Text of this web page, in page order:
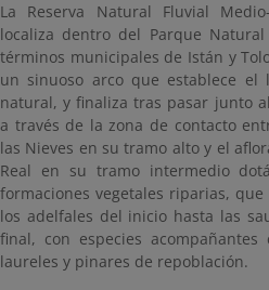
La Reserva Natural Fluvial
localiza dentro del Parque
términos municipales de Istán y
un sinuoso arco que establece
natural, y finaliza tras pasar junto
a través de la zona de contacto
las Nieves en su tramo alto y el
Real en su tramo intermedio
formaciones vegetales riparias,
los adelfales del inicio hasta las
final, con especies acompañantes
laureles y pinares de repoblación.